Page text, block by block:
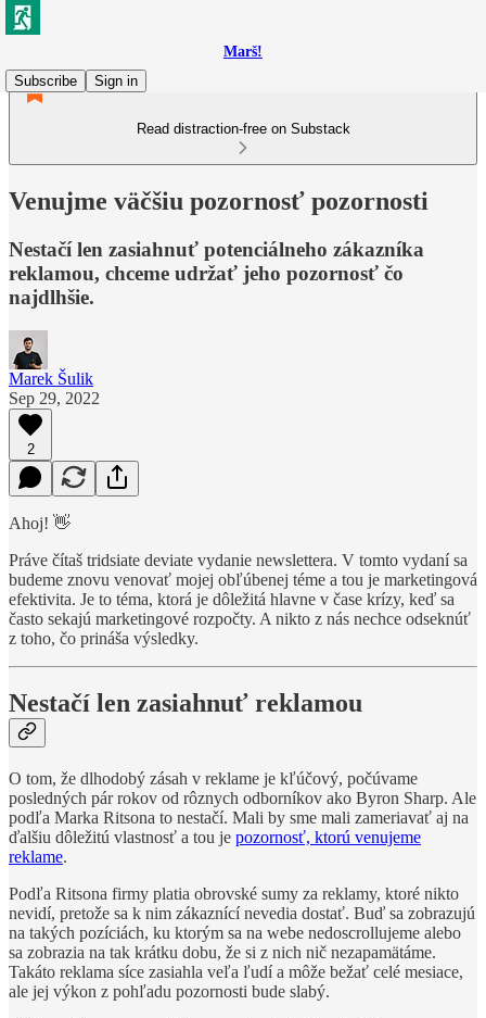
Marš!
Subscribe
Sign in
Read distraction-free on Substack
Venujme väčšiu pozornosť pozornosti
Nestačí len zasiahnuť potenciálneho zákazníka
reklamou, chceme udržať jeho pozornosť čo
najdlhšie.
Marek Šulik
Sep 29, 2022
2
Ahoj! 👋
Práve čítaš tridsiate deviate vydanie newslettera. V tomto vydaní sa
budeme znovu venovať mojej obľúbenej téme a tou je marketingová
efektivita. Je to téma, ktorá je dôležitá hlavne v čase krízy, keď sa
často sekajú marketingové rozpočty. A nikto z nás nechce odseknúť
z toho, čo prináša výsledky.
Nestačí len zasiahnuť reklamou
O tom, že dlhodobý zásah v reklame je kľúčový, počúvame
posledných pár rokov od rôznych odborníkov ako Byron Sharp. Ale
podľa Marka Ritsona to nestačí. Mali by sme mali zameriavať aj na
ďalšiu dôležitú vlastnosť a tou je pozornosť, ktorú venujeme
reklame.
Podľa Ritsona firmy platia obrovské sumy za reklamy, ktoré nikto
nevidí, pretože sa k nim zákaznící nevedia dostať. Buď sa zobrazujú
na takých pozíciách, ku ktorým sa na webe nedoscrollujeme alebo
sa zobrazia na tak krátku dobu, že si z nich nič nezapamätáme.
Takáto reklama síce zasiahla veľa ľudí a môže bežať celé mesiace,
ale jej výkon z pohľadu pozornosti bude slabý.